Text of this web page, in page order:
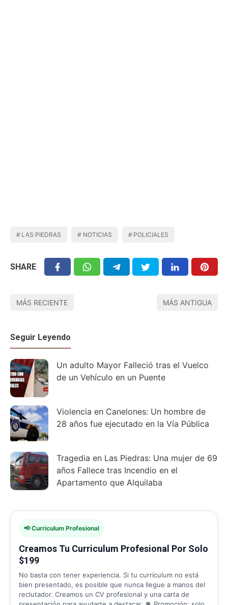
LAS PIEDRAS NOTICIAS POLICIALES
SHARE
MÁS RECIENTE MÁS ANTIGUA
Seguir Leyendo
Un adulto Mayor Falleció tras el Vuelco
de un Vehículo en un Puente
Violencia en Canelones: Un hombre de
28 años fue ejecutado en la Vía Pública
Tragedia en Las Piedras: Una mujer de 69
años Fallece tras Incendio en el
Apartamento que Alquilaba
📢 Curriculum Profesional
Creamos Tu Curriculum Profesional Por Solo
$199
No basta con tener experiencia. Si tu currículum no está
bien presentado, es posible que nunca llegue a manos del
reclutador. Creamos un CV profesional y una carta de